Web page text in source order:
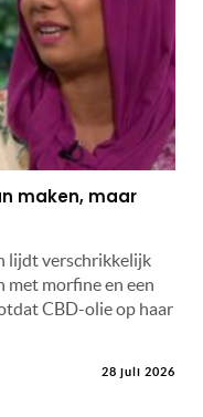
maken, maar
lijdt verschrikkelijk
met morfine en een
CBD-olie op haar
28 juli 2026